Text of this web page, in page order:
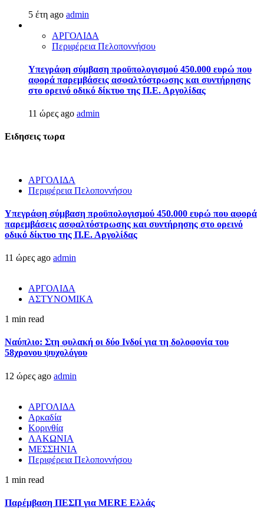
5 έτη ago admin
ΑΡΓΟΛΙΔΑ
Περιφέρεια Πελοποννήσου
Υπεγράφη σύμβαση προϋπολογισμού 450.000 ευρώ που
αφορά παρεμβάσεις ασφαλτόστρωσης και συντήρησης
στο ορεινό οδικό δίκτυο της Π.Ε. Αργολίδας
11 ώρες ago admin
Ειδησεις τωρα
ΑΡΓΟΛΙΔΑ
Περιφέρεια Πελοποννήσου
Υπεγράφη σύμβαση προϋπολογισμού 450.000 ευρώ που αφορά
παρεμβάσεις ασφαλτόστρωσης και συντήρησης στο ορεινό
οδικό δίκτυο της Π.Ε. Αργολίδας
11 ώρες ago admin
ΑΡΓΟΛΙΔΑ
ΑΣΤΥΝΟΜΙΚΑ
1 min read
Ναύπλιο: Στη φυλακή οι δύο Ινδοί για τη δολοφονία του
58χρονου ψυχολόγου
12 ώρες ago admin
ΑΡΓΟΛΙΔΑ
Αρκαδία
Κορινθία
ΛΑΚΩΝΙΑ
ΜΕΣΣΗΝΙΑ
Περιφέρεια Πελοποννήσου
1 min read
Παρέμβαση ΠΕΣΠ για MERE Ελλάς